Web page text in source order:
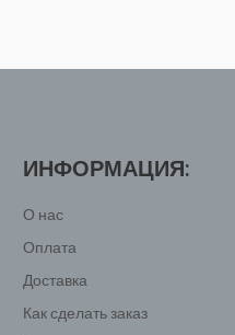
ИНФОРМАЦИЯ:
О нас
Оплата
Доставка
Как сделать заказ